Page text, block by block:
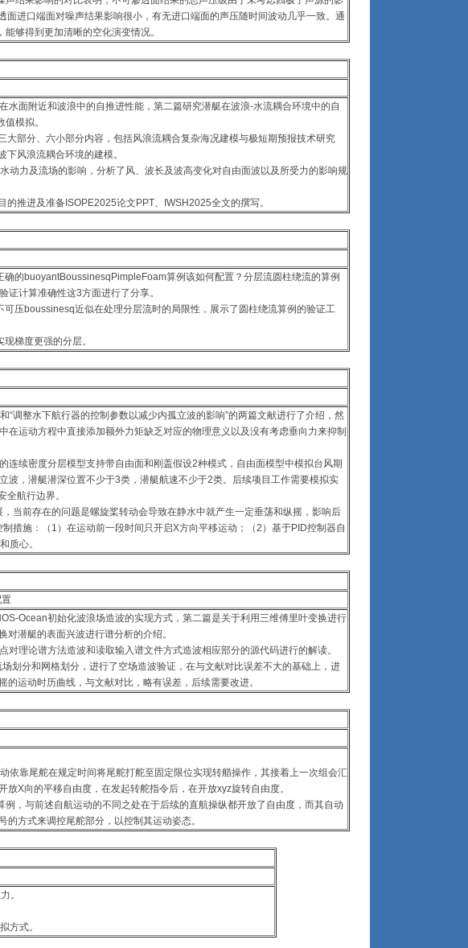
进口端面对噪声结果影响很小，有无进口端面的声压随时间波动几乎一致。通
够得到更加清晰的空化演变情况。
水面附近和波浪中的自推进性能，第二篇研究潜艇在波浪-水流耦合环境中的自
模拟。
大部分、六小部分内容，包括风浪流耦合复杂海况建模与极短期预报技术研究
风浪流耦合环境的建模。
动力及流场的影响，分析了风、波长及波高变化对自由面波以及所受力的影响规
推进及准备ISOPE2025论文PPT、IWSH2025全文的撰写。
的buoyantBoussinesqPimpleFoam算例该如何配置？分层流圆柱绕流的算例
证计算准确性这3方面进行了分享。
压boussinesq近似在处理分层流时的局限性，展示了圆柱绕流算例的验证工
梯度更强的分层。
“调整水下航行器的控制参数以减少内孤立波的影响”的两篇文献进行了介绍，然
在运动方程中直接添加额外力矩缺乏对应的物理意义以及没有考虑垂向力来抑制
连续密度分层模型支持带自由面和刚盖假设2种模式，自由面模型中模拟台风期
波，潜艇潜深位置不少于3类，潜艇航速不少于2类。后续项目工作需要模拟实
全航行边界。
当前存在的问题是螺旋桨转动会导致在静水中就产生一定垂荡和纵摇，影响后
措施：（1）在运动前一段时间只开启X方向平移运动；（2）基于PID控制器自
质心。
Ocean初始化波浪场造波的实现方式，第二篇是关于利用三维傅里叶变换进行
潜艇的表面兴波进行谱分析的介绍。
理论谱方法造波和读取输入谱文件方式造波相应部分的源代码进行的解读。
划分和网格划分，进行了空场造波验证，在与文献对比误差不大的基础上，进
运动时历曲线，与文献对比，略有误差，后续需要改进。
依靠尾舵在规定时间将尾舵打舵至固定限位实现转艏操作，其接着上一次组会汇
X向的平移自由度，在发起转舵指令后，在开放xyz旋转自由度。
，与前述自航运动的不同之处在于后续的直航操纵都开放了自由度，而其自动
方式来调控尾舵部分，以控制其运动姿态。
。
方式。